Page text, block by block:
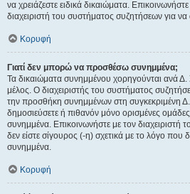
να χρειάζεστε ειδικά δικαιώματα.
διαχειριστή του συστήματος συζητήσεων για
Κορυφή
Γιατί δεν μπορώ να προσθέσω συνημμένα;
Τα δικαιώματα συνημμένου χορηγούνται ανά
μέλος. Ο διαχειριστής του συστήματος
την προσθήκη συνημμένων στη συγκεκριμένη
δημοσιεύσετε ή πιθανόν μόνο ορισμένες
συνημμένα. Επικοινωνήστε με τον διαχειριστή
δεν είστε σίγουρος (-η) σχετικά με το λόγο που
συνημμένα.
Κορυφή